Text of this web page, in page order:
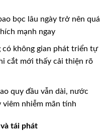
bọc lâu ngày trở nên quá
mạnh ngay
không gian phát triển tự
cắt mới thấy cải thiện rõ
quy đầu vẫn dài, nước
viêm nhiễm mãn tính
tái phát